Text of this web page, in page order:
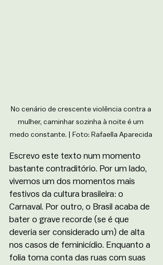
No cenário de crescente violência contra a
mulher, caminhar sozinha à noite é um
medo constante. | Foto: Rafaella Aparecida
Escrevo este texto num momento
bastante contraditório. Por um lado,
vivemos um dos momentos mais
festivos da cultura brasileira: o
Carnaval. Por outro, o Brasil acaba de
bater o grave recorde (se é que
deveria ser considerado um) de alta
nos casos de feminicídio. Enquanto a
folia toma conta das ruas com suas